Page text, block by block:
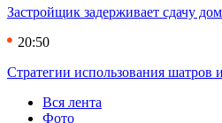
Застройщик задерживает сдачу
20:50
Стратегии использования шатров
Вся лента
Фото